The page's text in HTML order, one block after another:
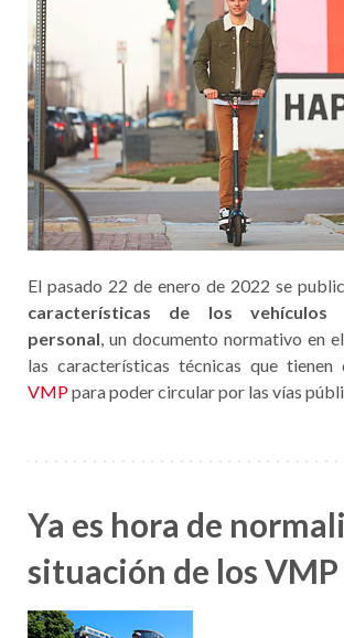
El pasado 22 de enero de 2022 se
características de los vehículos
personal, un documento normativo en
las características técnicas que tienen
VMPpara poder circular por las vías
Ya es hora de
situación de los VMP